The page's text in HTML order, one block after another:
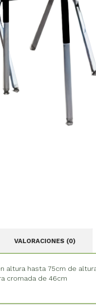
VALORACIONES (0)
altura hasta 75cm de
cromada de 46cm